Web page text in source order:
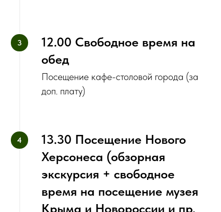
12.00 Свободное время на
обед
Посещение кафе-столовой города (за
доп. плату)
‌13.30 Посещение Нового
Херсонеса (обзорная
экскурсия + свободное
время на посещение музея
Крыма и Новороссии и пр.